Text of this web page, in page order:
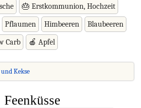
🎂 Erstkommunion, Hochzeit
Pflaumen Himbeeren Blaubeeren
Carb 🍎 Apfel
Kekse
Feenküsse